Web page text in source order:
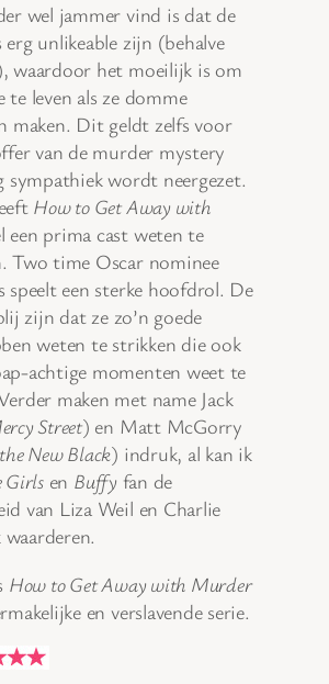
wel jammer vind is dat de
erg unlikeable zijn (behalve
waardoor het moeilijk is om
te leven als ze domme
maken. Dit geldt zelfs voor
van de murder mystery
sympathiek wordt neergezet.
How to Get Away with
een prima cast weten te
Two time Oscar nominee
speelt een sterke hoofdrol. De
zijn dat ze zo’n goede
weten te strikken die ook
achtige momenten weet te
maken met name Jack
Street) en Matt McGorry
New Black) indruk, al kan ik
Girlsen Buffyfan de
van Liza Weil en Charlie
How to Get Away with Murder
en verslavende serie.